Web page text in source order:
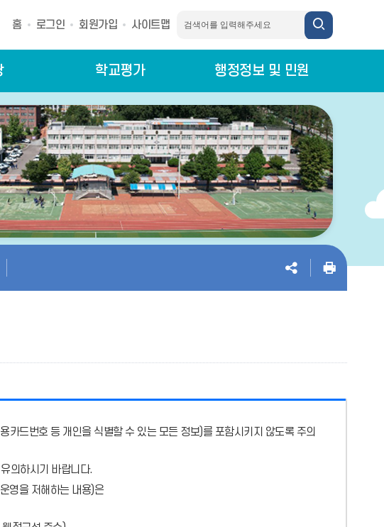
홈 로그인 회원가입 사이트맵
학교평가 행정정보 및 민원
드번호 등 개인을 식별할 수 있는 모든 정보)를 포함시키지 않도록 주의
의하시기 바랍니다.
영을 저해하는 내용)은